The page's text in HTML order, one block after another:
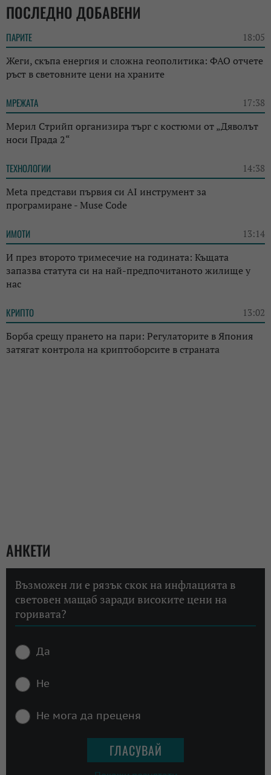
ПОСЛЕДНО ДОБАВЕНИ
ПАРИТЕ 18:05
Жеги, скъпа енергия и сложна геополитика: ФАО отчете
ръст в световните цени на храните
МРЕЖАТА 17:38
Мерил Стрийп организира търг с костюми от „Дяволът
носи Прада 2“
ТЕХНОЛОГИИ 14:38
Meta представи първия си AI инструмент за
програмиране - Muse Code
ИМОТИ 13:14
И през второто тримесечие на годината: Къщата
запазва статута си на най-предпочитаното жилище у
нас
КРИПТО 13:02
Борба срещу прането на пари: Регулаторите в Япония
затягат контрола на криптоборсите в страната
АНКЕТИ
Възможен ли е рязък скок на инфлацията в
световен мащаб заради високите цени на
горивата?
Да
Не
Не мога да преценя